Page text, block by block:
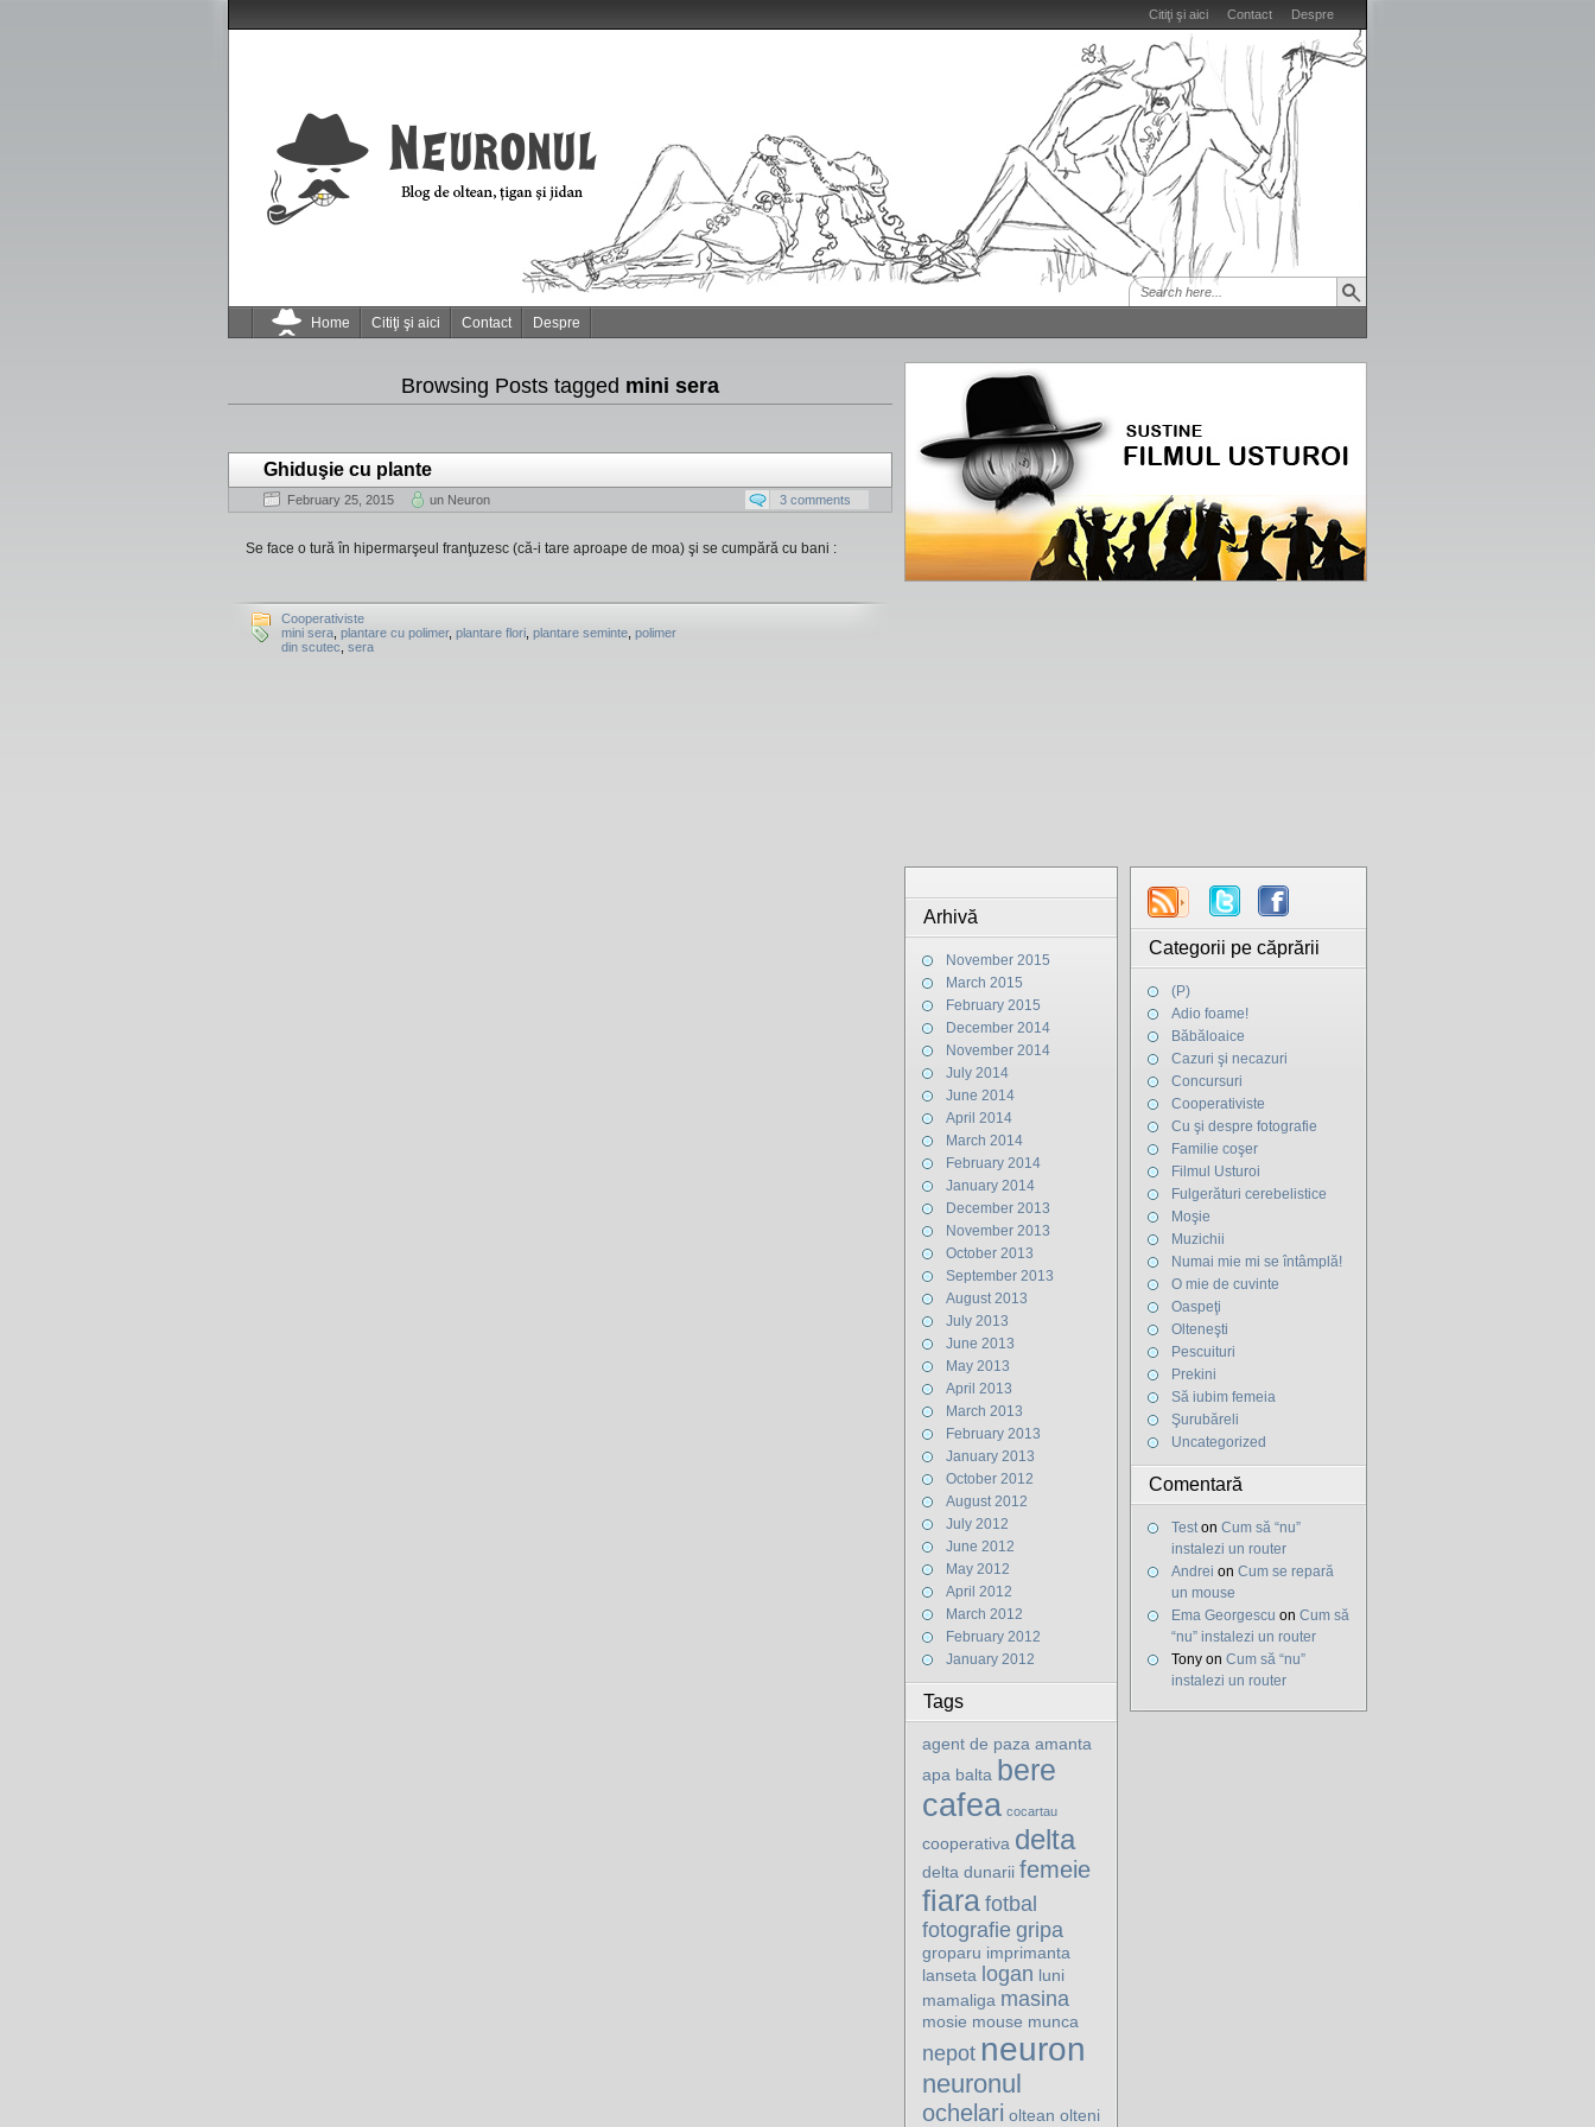
Citiţi şi aici Contact Despre
Home Citiţi şi aici Contact Despre
Categorii pe căprării
(P)
Adio foame!
Băbăloaice
Cazuri şi necazuri
Concursuri
Cooperativiste
Cu şi despre fotografie
Familie coşer
Filmul Usturoi
Fulgerături cerebelistice
Moşie
Muzichii
Numai mie mi se întâmplă!
O mie de cuvinte
Oaspeţi
Olteneşti
Pescuituri
Prekini
Să iubim femeia
Şurubăreli
Uncategorized
Comentară
Teston Cum să “nu”
instalezi un router
Andrei on Cum se repară
un mouse
Ema Georgescu on Cum să
“nu” instalezi un router
Tony on Cum să “nu”
instalezi un router
Arhivă
November 2015
March 2015
February 2015
December 2014
November 2014
July 2014
June 2014
April 2014
March 2014
February 2014
January 2014
December 2013
November 2013
October 2013
September 2013
August 2013
July 2013
June 2013
May 2013
April 2013
March 2013
February 2013
January 2013
October 2012
August 2012
July 2012
June 2012
May 2012
April 2012
March 2012
February 2012
January 2012
Tags
agent de paza amanta
apa balta bere
cafea cocartau
cooperativa delta
delta dunarii femeie
fiara fotbal
fotografie gripa
groparu imprimanta
lanseta logan luni
mamaliga masina
mosie mouse munca
nepot neuron
neuronul
ochelari oltean olteni
Browsing Posts tagged mini sera
Ghiduşie cu plante
February 25, 2015 un Neuron 3 comments
Se face o tură în hipermarşeul franţuzesc (că-i tare aproape de moa) şi se cumpără cu bani :
Cooperativiste
mini sera plantare cu polimer, plantare flori plantare seminte polimer
din scutec sera